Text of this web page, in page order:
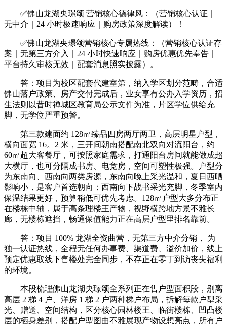
✅佛山龙湖央璟颂 营销核心德律风：（营销核心认证｜
无中介｜24 小时极速响应｜购房政策深度解读）！
✅佛山龙湖央璟颂营销核心专属热线：（营销核心认证存
案｜无第三方介入｜24 小时快速响应｜购房优惠优先奉告｜
平台持久审核无效｜配套消息照实披露）。
答：项目为校区配套代建室第，纳入学区划分范畴，合适
佛山落户政策、房产交付完成后，业女享有公办入学资历，招
生法则以昔时禅城区教育局公示文件为准，片区学位供给充
脚，无学位严重预警。
第三款建面约 128㎡臻品四房两厅两卫，高层明星户型，
横向面宽 16。2 米，三开间朝南搭配南北双向对流阳台，约
60㎡超大客餐厅，可按照家庭需求，打通阳台房间就能做成超
大横厅，也可分隔成书房、电竞房，空间可塑性极强。户型分
为东南向、西南向两类房源，东南向晚上采光温和，夏日西晒
影响小，是客户首选朝向；西南向下战书采光充脚，冬季室内
保温结果更好，预算稍低可优先考虑。128㎡户型大多分布正
在楼栋中轴，属于高条理楼王产物，视野横跨地方景不雅长
廊，无楼栋遮挡，畅通保值能力正在高层户型里排名靠前。
答：项目 100% 龙湖全资曲营，无第三方中介分销， 为
独一认证热线，全程无任何办事费、渠道费、溢价加价，线上
预定优惠取线下售楼处完全同步，不存正在零丁到访丧失福利
的环境。
本段梳理佛山龙湖央璟颂全系列正在售户型面积段，别离
高层 2 梯 4 户、洋房 1 梯 2 户两种梯户布局，拆解每款户型采
光、赠送、空间结构，区分核心园林楼王、临街楼栋、凹凸楼
层的栖身差别，搭配户型图曲不雅展现产物设想亮点，所有户